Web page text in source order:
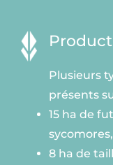
Plusieurs
présents
15 ha de
8 ha de